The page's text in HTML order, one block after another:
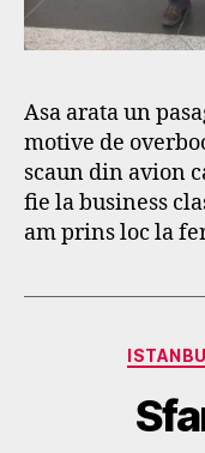
Asa arata un
motive de
scaun din avion
fie la business
am prins loc la